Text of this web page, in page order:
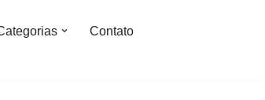
Contato